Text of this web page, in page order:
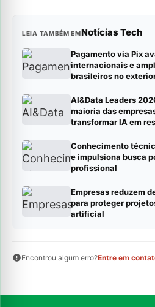
LEIA TAMBÉM EMNotícias Tech
Pagamento via Pix
internacionais e
brasileiros no
AI&Data Leaders
maioria das
transformar IA em
Conhecimento
e impulsiona busca
profissional
Empresas reduzem
para proteger
artificial
Encontrou algum erro?Entre em